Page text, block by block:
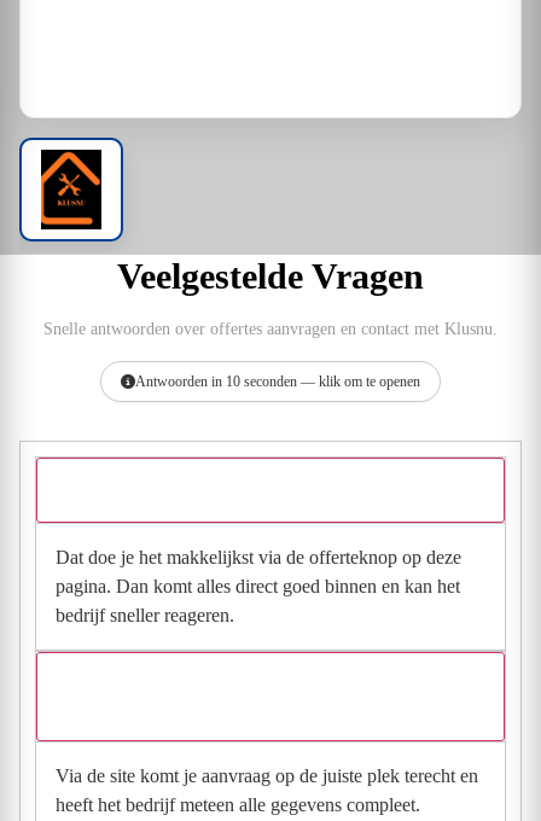
Veelgestelde Vragen
Snelle antwoorden over offertes aanvragen en contact met Klusnu.
Antwoorden in 10 seconden — klik om te openen
Dat doe je het makkelijkst via de offerteknop op deze
pagina. Dan komt alles direct goed binnen en kan het
bedrijf sneller reageren.
Via de site komt je aanvraag op de juiste plek terecht en
heeft het bedrijf meteen alle gegevens compleet.